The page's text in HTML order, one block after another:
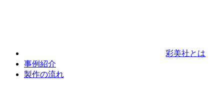
彩美社とは
事例紹介
製作の流れ